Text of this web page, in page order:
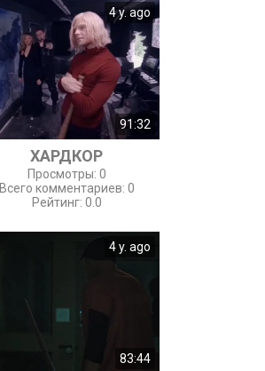
4 y. ago
91:32
ХАРДКОР
Просмотры: 0
Всего комментариев: 0
Рейтинг: 0.0
4 y. ago
83:44